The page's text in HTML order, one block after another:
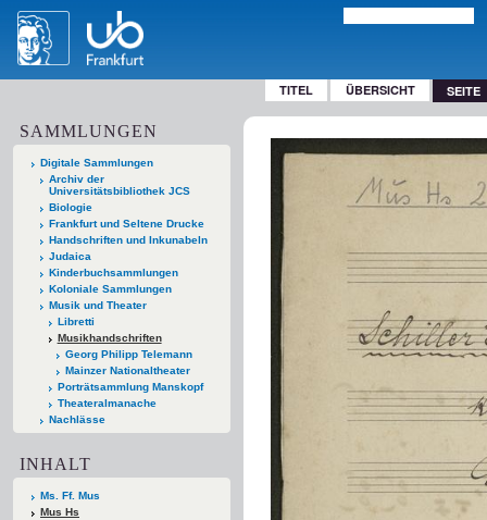
TITEL ÜBERSICHT SEITE
SAMMLUNGEN
Digitale Sammlungen
Archiv der
Universitätsbibliothek JCS
Biologie
Frankfurt und Seltene Drucke
Handschriften und Inkunabeln
Judaica
Kinderbuchsammlungen
Koloniale Sammlungen
Musik und Theater
Libretti
Musikhandschriften
Georg Philipp Telemann
Mainzer Nationaltheater
Porträtsammlung Manskopf
Theateralmanache
Nachlässe
INHALT
Ms. Ff. Mus
Mus Hs